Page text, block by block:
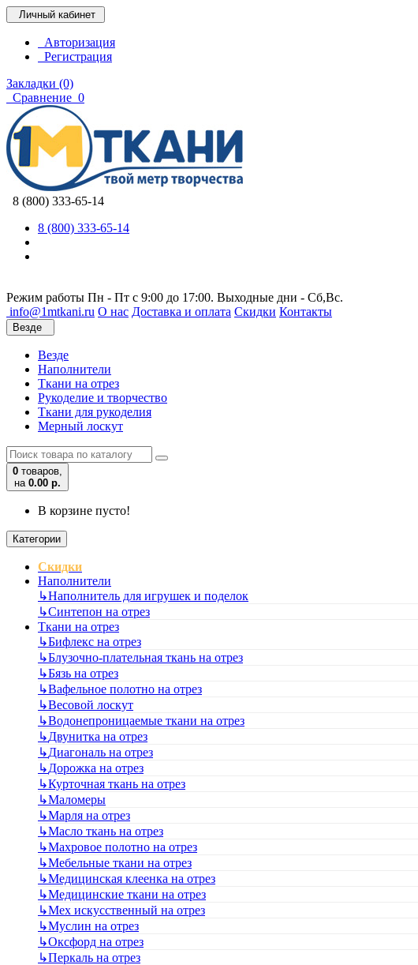
Личный кабинет
Авторизация
Регистрация
Закладки (0)
Сравнение 0
8 (800) 333-65-14
8 (800) 333-65-14
Режим работы Пн - Пт с 9:00 до 17:00. Выходные дни - Сб,Вс.
info@1mtkani.ru О нас Доставка и оплата Скидки Контакты
Везде
Везде
Наполнители
Ткани на отрез
Рукоделие и творчество
Ткани для рукоделия
Мерный лоскут
0 товаров,
на 0.00 р.
В корзине пусто!
Категории
Скидки
Наполнители
↳Наполнитель для игрушек и поделок
↳Синтепон на отрез
Ткани на отрез
↳Бифлекс на отрез
↳Блузочно-плательная ткань на отрез
↳Бязь на отрез
↳Вафельное полотно на отрез
↳Весовой лоскут
↳Водонепроницаемые ткани на отрез
↳Двунитка на отрез
↳Диагональ на отрез
↳Дорожка на отрез
↳Курточная ткань на отрез
↳Маломеры
↳Марля на отрез
↳Масло ткань на отрез
↳Махровое полотно на отрез
↳Мебельные ткани на отрез
↳Медицинская клеенка на отрез
↳Медицинские ткани на отрез
↳Мех искусственный на отрез
↳Муслин на отрез
↳Оксфорд на отрез
↳Перкаль на отрез